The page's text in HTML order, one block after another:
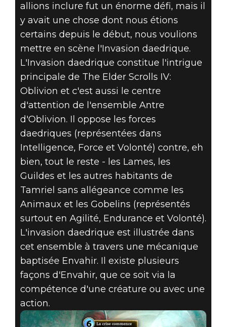
LES DAEDRA ET
LES PLANS
D'INVASION
allions inclure fut un énorme défi, mais il
y avait une chose dont nous étions
certains depuis le début, nous voulions
mettre en scène l'Invasion daedrique.
L'Invasion daedrique constitue l'intrigue
principale de The Elder Scrolls IV:
Oblivion et c'est aussi le centre
d'attention de l'ensemble Antre
d'Oblivion. Il oppose les forces
daedriques (représentées dans
Intelligence, Force et Volonté) contre, eh
bien, tout le reste - les Lames, les
Guildes et les autres habitants de
Tamriel sans allégeance comme les
Animaux et les Gobelins (représentés
surtout en Agilité, Endurance et Volonté).
L'invasion daedrique est illustrée dans
cet ensemble à travers une mécanique
baptisée Envahir. Il existe plusieurs
façons d'Envahir, que ce soit via la
compétence d'une créature ou avec une
action.